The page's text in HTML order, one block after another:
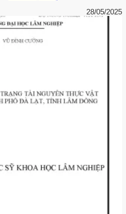
28/05/2025